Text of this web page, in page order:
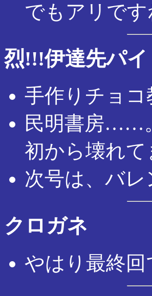
でもアリです
烈!!!伊達先パイ
手作りチョ
民明書房……
初から壊れ
次号は、バ
クロガネ
やはり最終回